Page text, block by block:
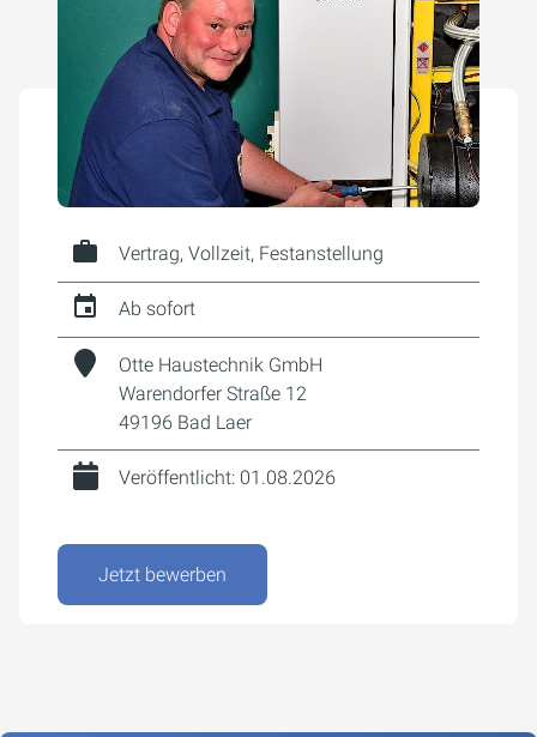
Vertrag, Vollzeit, Festanstellung
Ab sofort
Otte Haustechnik GmbH
Warendorfer Straße 12
49196 Bad Laer
Veröffentlicht: 01.08.2026
Jetzt bewerben